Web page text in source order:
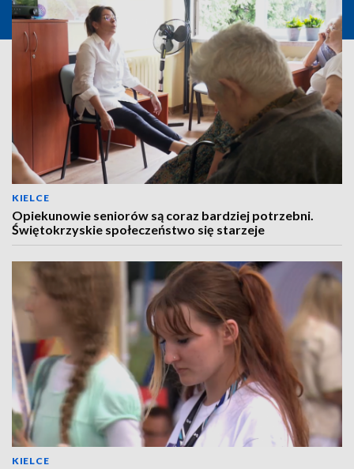
KIELCE
Opiekunowie seniorów są coraz bardziej potrzebni.
Świętokrzyskie społeczeństwo się starzeje
KIELCE